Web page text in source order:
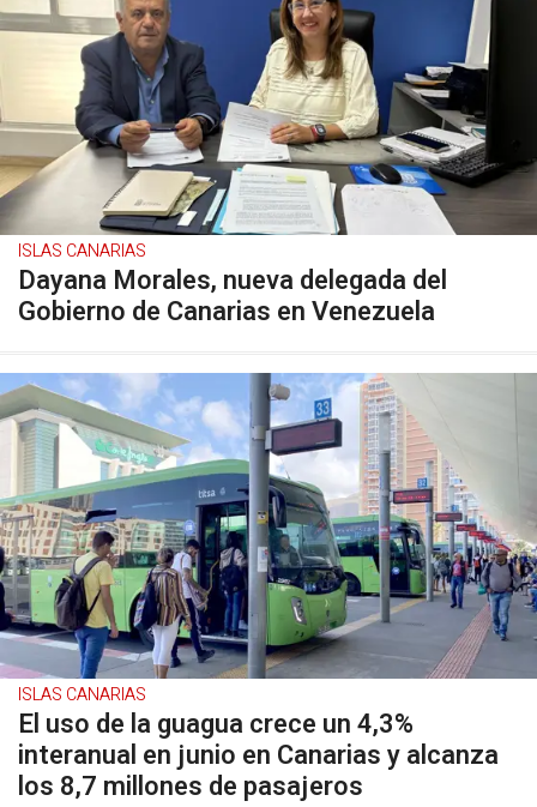
ISLAS CANARIAS
Dayana Morales, nueva delegada del
Gobierno de Canarias en Venezuela
ISLAS CANARIAS
El uso de la guagua crece un 4,3%
interanual en junio en Canarias y alcanza
los 8,7 millones de pasajeros